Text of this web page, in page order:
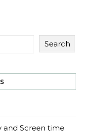
Search
and Screen time